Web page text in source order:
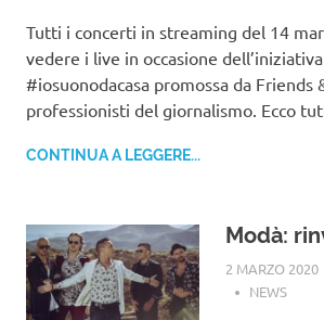
Tutti i concerti in streaming del 14
vedere i live in occasione
#iosuonodacasa promossa da Friends
professionisti del giornalismo. Ecco
CONTINUA A LEGGERE...
Modà:
2 MARZO 2020
NEWS